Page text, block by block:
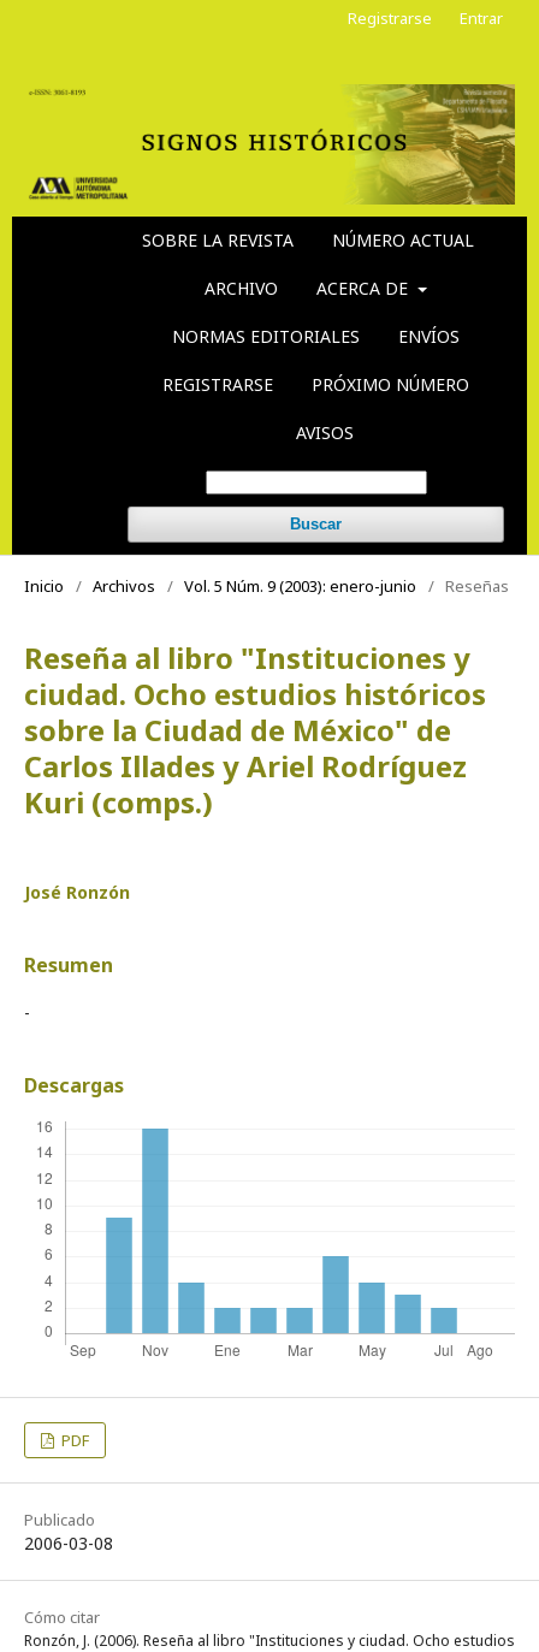
SOBRE LA REVISTA NÚMERO ACTUAL
ARCHIVO ACERCA DE
NORMAS EDITORIALES ENVÍOS
REGISTRARSE PRÓXIMO NÚMERO
AVISOS
Buscar
Registrarse Entrar
Inicio / Archivos / Vol. 5 Núm. 9 (2003): enero-junio / Reseñas
Reseña al libro "Instituciones y
ciudad. Ocho estudios históricos
sobre la Ciudad de México" de
Carlos Illades y Ariel Rodríguez
Kuri (comps.)
José Ronzón
Resumen
-
Descargas
PDF
Publicado
2006-03-08
Cómo citar
Ronzón, J. (2006). Reseña al libro "Instituciones y ciudad. Ocho estudios